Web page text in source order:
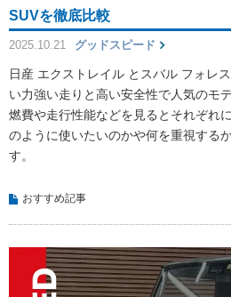
SUVを徹底比較
2025.10.21 グッドスピード
日産 エクストレイル とスバル フォレ
い力強い走りと高い安全性で人気のモ
燃費や走行性能などを見るとそれぞれ
のように使いたいのかや何を重視する
す。
おすすめ記事